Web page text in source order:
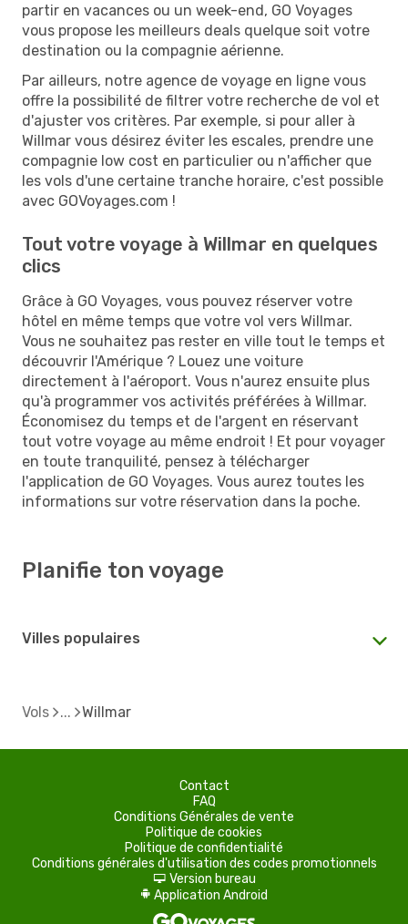
partir en vacances ou un week-end, GO Voyages
vous propose les meilleurs deals quelque soit votre
destination ou la compagnie aérienne.
Par ailleurs, notre agence de voyage en ligne vous
offre la possibilité de filtrer votre recherche de vol et
d'ajuster vos critères. Par exemple, si pour aller à
Willmar vous désirez éviter les escales, prendre une
compagnie low cost en particulier ou n'afficher que
les vols d'une certaine tranche horaire, c'est possible
avec GOVoyages.com !
Tout votre voyage à Willmar en quelques
clics
Grâce à GO Voyages, vous pouvez réserver votre
hôtel en même temps que votre vol vers Willmar.
Vous ne souhaitez pas rester en ville tout le temps et
découvrir l'Amérique ? Louez une voiture
directement à l'aéroport. Vous n'aurez ensuite plus
qu'à programmer vos activités préférées à Willmar.
Économisez du temps et de l'argent en réservant
tout votre voyage au même endroit ! Et pour voyager
en toute tranquilité, pensez à télécharger
l'application de GO Voyages. Vous aurez toutes les
informations sur votre réservation dans la poche.
Planifie ton voyage
Villes populaires
Vols Willmar
Contact
FAQ
Conditions Générales de vente
Politique de cookies
Politique de confidentialité
Conditions générales d'utilisation des codes promotionnels
d Version bureau
A Application Android